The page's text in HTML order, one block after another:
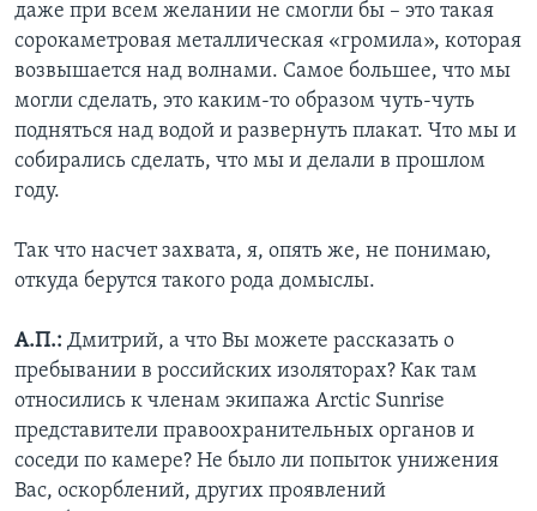
даже при всем желании не смогли бы – это такая
сорокаметровая металлическая «громила», которая
возвышается над волнами. Самое большее, что мы
могли сделать, это каким-то образом чуть-чуть
подняться над водой и развернуть плакат. Что мы и
собирались сделать, что мы и делали в прошлом
году.
Так что насчет захвата, я, опять же, не понимаю,
откуда берутся такого рода домыслы.
А.П.: Дмитрий, а что Вы можете рассказать о
пребывании в российских изоляторах? Как там
относились к членам экипажа Arctic Sunrise
представители правоохранительных органов и
соседи по камере? Не было ли попыток унижения
Вас, оскорблений, других проявлений